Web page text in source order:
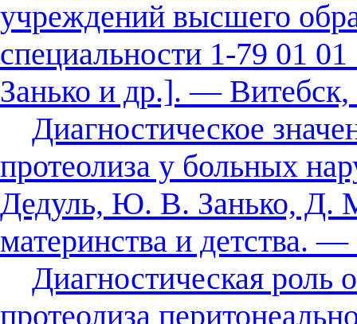
учреждений высшего
специальности 1-79 01
Занько и др.]. — Витебск,
Диагностическое
протеолиза у больных
Дедуль, Ю. В. Занько, Д.
материнства и
Диагностическая роль
протеолиза